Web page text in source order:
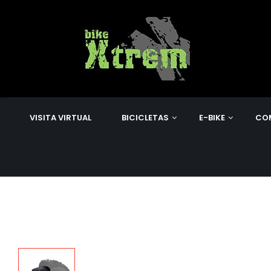
VISITA VIRTUAL BICICLETAS E-BIKE